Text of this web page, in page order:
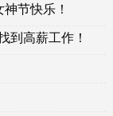
节快乐！
到高薪工作！